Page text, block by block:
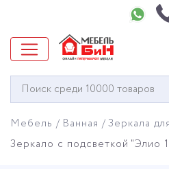
Окно
поиска
Мебель Ванная
Зеркала
Зеркало с подсветкой "Элио